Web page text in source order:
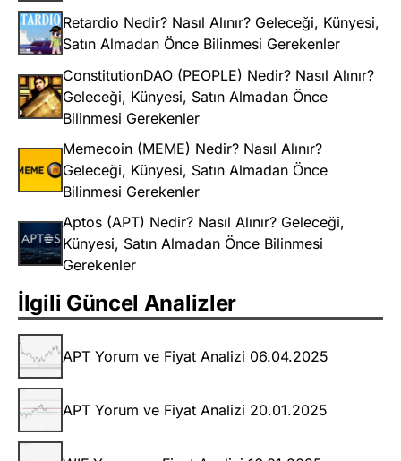
Retardio Nedir? Nasıl Alınır? Geleceği, Künyesi,
Satın Almadan Önce Bilinmesi Gerekenler
ConstitutionDAO (PEOPLE) Nedir? Nasıl Alınır?
Geleceği, Künyesi, Satın Almadan Önce
Bilinmesi Gerekenler
Memecoin (MEME) Nedir? Nasıl Alınır?
Geleceği, Künyesi, Satın Almadan Önce
Bilinmesi Gerekenler
Aptos (APT) Nedir? Nasıl Alınır? Geleceği,
Künyesi, Satın Almadan Önce Bilinmesi
Gerekenler
İlgili Güncel Analizler
APT Yorum ve Fiyat Analizi 06.04.2025
APT Yorum ve Fiyat Analizi 20.01.2025